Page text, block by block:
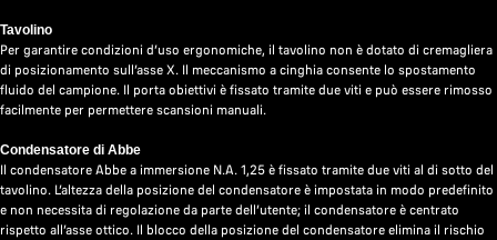
Tavolino
Per garantire condizioni d’uso ergonomiche, il tavolino non è dotato di cremagliera
di posizionamento sull’asse X. Il meccanismo a cinghia consente lo spostamento
fluido del campione. Il porta obiettivi è fissato tramite due viti e può essere rimosso
facilmente per permettere scansioni manuali.
Condensatore di Abbe
Il condensatore Abbe a immersione N.A. 1,25 è fissato tramite due viti al di sotto del
tavolino. L’altezza della posizione del condensatore è impostata in modo predefinito
e non necessita di regolazione da parte dell’utente; il condensatore è centrato
rispetto all’asse ottico. Il blocco della posizione del condensatore elimina il rischio